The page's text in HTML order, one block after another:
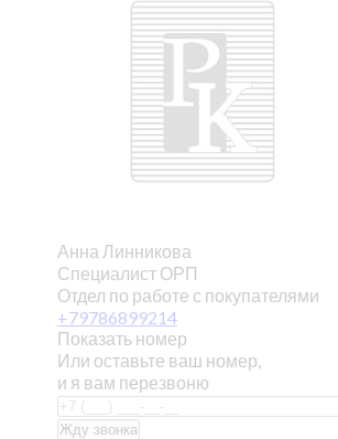
Анна Линникова
Специалист ОРП
Отдел по работе с покупателями
+79786899214
Показать номер
Или оставьте ваш номер,
и я вам перезвоню